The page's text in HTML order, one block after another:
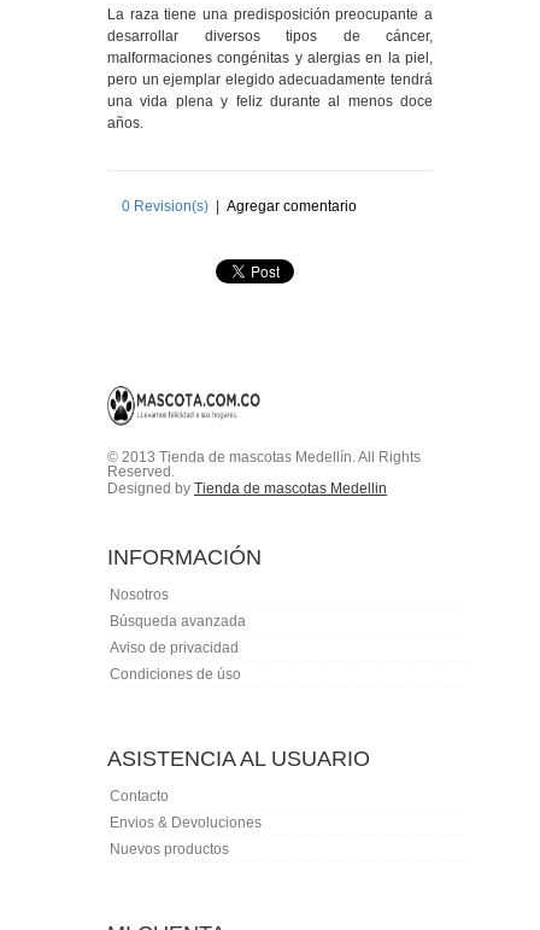
La raza tiene una predisposición preocupante a
desarrollar diversos tipos de cáncer,
malformaciones congénitas y alergias en la piel,
pero un ejemplar elegido adecuadamente tendrá
una vida plena y feliz durante al menos doce
años.
0 Revision(s) | Agregar comentario
© 2013 Tienda de mascotas Medellín. All Rights
Reserved.
Designed by Tienda de mascotas Medellin
INFORMACIÓN
Nosotros
Búsqueda avanzada
Aviso de privacidad
Condiciones de úso
ASISTENCIA AL USUARIO
Contacto
Envios & Devoluciones
Nuevos productos